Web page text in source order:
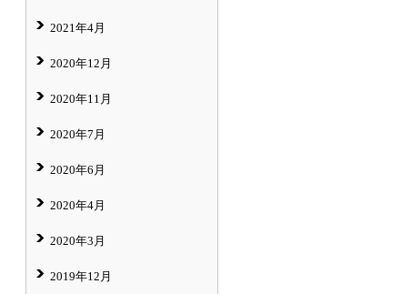
2021年4月
2020年12月
2020年11月
2020年7月
2020年6月
2020年4月
2020年3月
2019年12月